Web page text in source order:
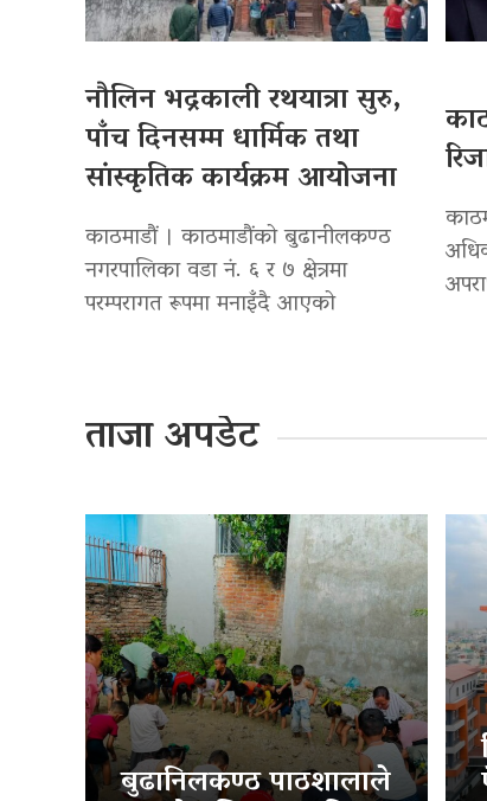
नौलिन भद्रकाली रथयात्रा सुरु,
पाँच दिनसम्म धार्मिक तथा
सांस्कृतिक कार्यक्रम आयोजना
काठमाडौं । काठमाडौंको बुढानीलकण्ठ
नगरपालिका वडा नं. ६ र ७ क्षेत्रमा
परम्परागत रूपमा मनाइँदै आएको
ताजा अपडेट
बुढानिलकण्ठ पाठशालाले